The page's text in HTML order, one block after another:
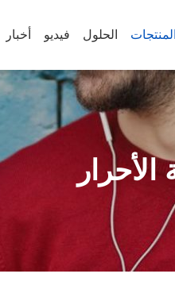
المنتجات الحلول فيديو أخبار
الأحرار